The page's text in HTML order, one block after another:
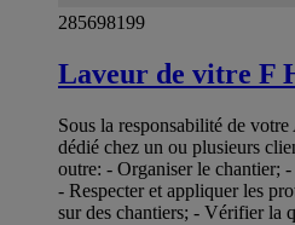
285698199
Laveur de vitre F
Sous la responsabilité de
dédié chez un ou plusieurs
outre: - Organiser le chantier;
- Respecter et appliquer les
sur des chantiers; - Vérifier la